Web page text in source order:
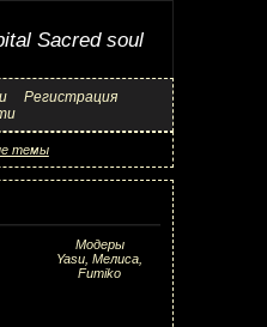
Sacred soul
Регистрация
темы
Модеры
Yasu, Мелиса,
Fumiko